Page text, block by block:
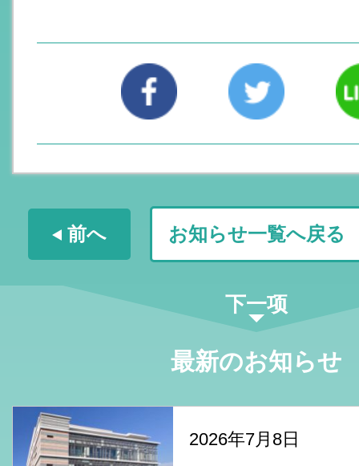
前へ お知らせ一覧へ戻る
下一项
最新のお知らせ
2026年7月8日